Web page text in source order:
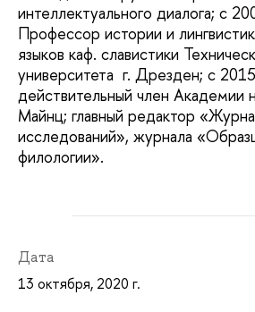
интеллектуального диалога; с
Профессор истории и
языков каф. славистики
университета г. Дрезден; с
действительный член Академии
Майнц; главный редактор
исследований», журнала
филологии».
Дата
13 октября, 2020 г.